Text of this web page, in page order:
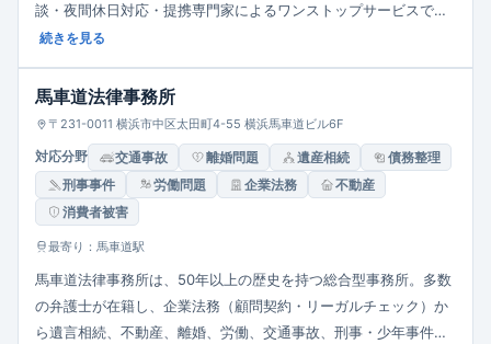
談・夜間休日対応・提携専門家によるワンストップサービスで迅
速・丁寧な対応を提供します。
続きを見る
馬車道法律事務所
〒231-0011 横浜市中区太田町4-55 横浜馬車道ビル6F
対応分野 交通事故 離婚問題 遺産相続
債務整理
刑事事件
労働問題 企業法務
不動産
消費者被害
最寄り：馬車道駅
馬車道法律事務所は、50年以上の歴史を持つ総合型事務所。多数
の弁護士が在籍し、企業法務（顧問契約・リーガルチェック）か
ら遺言相続、不動産、離婚、労働、交通事故、刑事・少年事件ま